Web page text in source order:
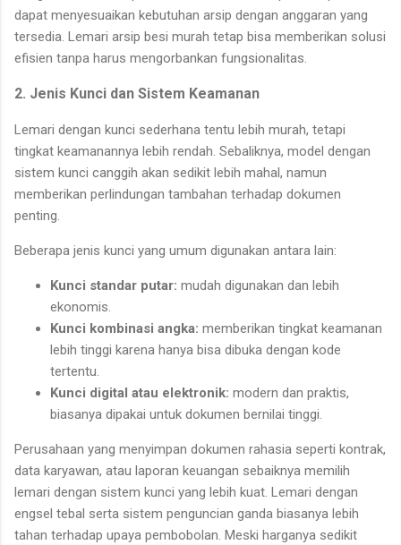
dapat menyesuaikan kebutuhan arsip dengan anggaran yang
tersedia. Lemari arsip besi murah tetap bisa memberikan solusi
efisien tanpa harus mengorbankan fungsionalitas.
2. Jenis Kunci dan Sistem Keamanan
Lemari dengan kunci sederhana tentu lebih murah, tetapi
tingkat keamanannya lebih rendah. Sebaliknya, model dengan
sistem kunci canggih akan sedikit lebih mahal, namun
memberikan perlindungan tambahan terhadap dokumen
penting.
Beberapa jenis kunci yang umum digunakan antara lain:
Kunci standar putar: mudah digunakan dan lebih
ekonomis.
Kunci kombinasi angka: memberikan tingkat keamanan
lebih tinggi karena hanya bisa dibuka dengan kode
tertentu.
Kunci digital atau elektronik: modern dan praktis,
biasanya dipakai untuk dokumen bernilai tinggi.
Perusahaan yang menyimpan dokumen rahasia seperti kontrak,
data karyawan, atau laporan keuangan sebaiknya memilih
lemari dengan sistem kunci yang lebih kuat. Lemari dengan
engsel tebal serta sistem penguncian ganda biasanya lebih
tahan terhadap upaya pembobolan. Meski harganya sedikit